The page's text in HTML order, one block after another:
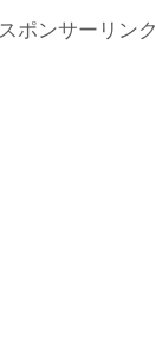
スポンサーリンク